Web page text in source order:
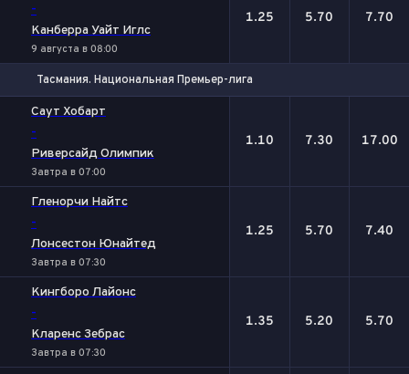
-
Канберра Уайт Иглс
9 августа в 08:00
1.25 5.70 7.70
Тасмания. Национальная Премьер-лига
Саут Хобарт
-
Риверсайд Олимпик
Завтра в 07:00
1.10 7.30 17.00
Гленорчи Найтс
-
Лонсестон Юнайтед
Завтра в 07:30
1.25 5.70 7.40
Кингборо Лайонс
-
Кларенс Зебрас
Завтра в 07:30
1.35 5.20 5.70